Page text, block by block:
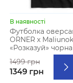
В наявності
Футболка
ORNER х Maliunok
«Розказуй» чорна
1499 грн
1349 грн